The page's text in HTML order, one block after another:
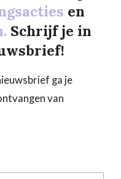
en
Schrijf je in
ga je
van